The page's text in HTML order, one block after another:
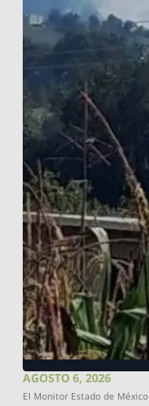
AGOSTO 6, 2026
El Monitor Estado de México